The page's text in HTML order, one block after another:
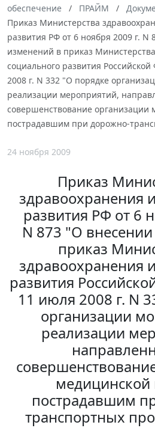
обеспечение
ПРАЙМ
Приказ Министерства
развития РФ от 6 ноября 2009 г. N
изменений в приказ
социального развития
2008 г. N 332 "О порядке
реализации мероприятий,
совершенствование
пострадавшим при дорожно-
24 ноября 2009
Приказ
здравоохранения
развития РФ от 6
N 873 "О
приказ
здравоохранения
развития
11 июля 2008 г. N
организации
реализации
пострадавшим
транспортных